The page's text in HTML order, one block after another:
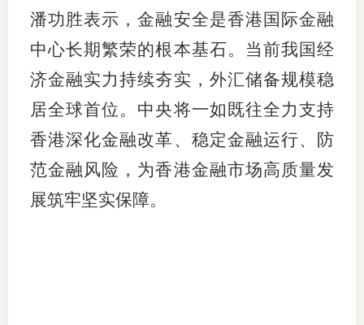
潘功胜表示，金融安全是香港国际金融
中心长期繁荣的根本基石。当前我国经
济金融实力持续夯实，外汇储备规模稳
居全球首位。中央将一如既往全力支持
香港深化金融改革、稳定金融运行、防
范金融风险，为香港金融市场高质量发
展筑牢坚实保障。